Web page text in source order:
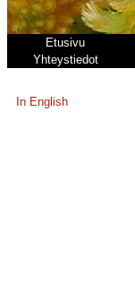
Etusivu
Yhteystiedot
In English